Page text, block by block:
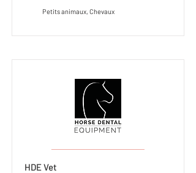
Petits animaux, Chevaux
HDE Vet